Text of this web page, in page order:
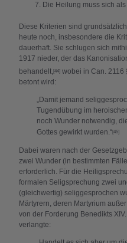
Die Heilung muss sich
Diese Kriterien sind
heute noch, insbesondere die
dauerhaft. Sie schlugen sich
1917 nieder, der das
behandelt, [44] wobei in Can. 2116
betont wird:
„Damit jemand
Tugendübung im
noch Wunder notwendig,
Gottes gewirkt wurden.“[45]
Dabei waren nach der
zwei Wunder (in bestimmten
erforderlich. Für die
formalen Seligsprechung zwei
(gleichwertig) seliggesprochen
Märtyrern, deren Martyrium
von der Forderung Benedikts
verlangte: